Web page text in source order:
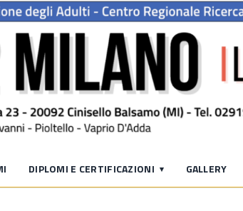
DIPLOMI E CERTIFICAZIONI GALLERY